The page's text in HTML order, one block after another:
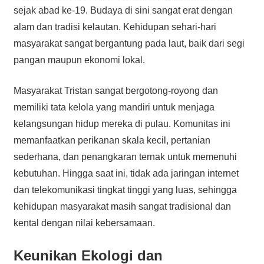
sejak abad ke-19. Budaya di sini sangat erat dengan
alam dan tradisi kelautan. Kehidupan sehari-hari
masyarakat sangat bergantung pada laut, baik dari segi
pangan maupun ekonomi lokal.
Masyarakat Tristan sangat bergotong-royong dan
memiliki tata kelola yang mandiri untuk menjaga
kelangsungan hidup mereka di pulau. Komunitas ini
memanfaatkan perikanan skala kecil, pertanian
sederhana, dan penangkaran ternak untuk memenuhi
kebutuhan. Hingga saat ini, tidak ada jaringan internet
dan telekomunikasi tingkat tinggi yang luas, sehingga
kehidupan masyarakat masih sangat tradisional dan
kental dengan nilai kebersamaan.
Keunikan Ekologi dan